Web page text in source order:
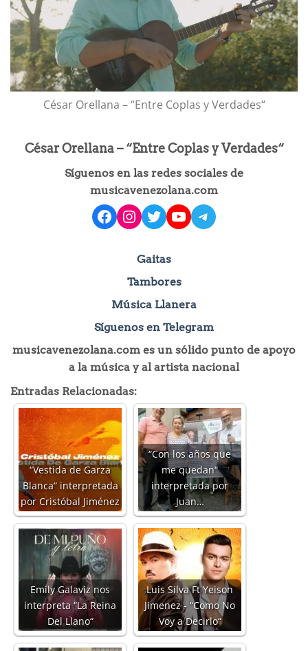
César Orellana – “Entre Coplas y Verdades“
César Orellana – “Entre Coplas y Verdades“
Síguenos en las redes sociales de
musicavenezolana.com
facebook
instagram
Twitter
YouTube
Telegram
Gaitas
Tambores
Música Llanera
Síguenos en Telegram
musicavenezolana.com es un sólido punto de apoyo
a la música y al artista nacional
Entradas Relacionadas:
“Vestida de Garza
Blanca“ interpretada
por Cristóbal Jiménez
“Con los años que
me quedan“
interpretada por
Juan…
Emily Galaviz nos
interpreta “La Reina
Del Llano“
Luis Silva Ft Yeison
Jimenez - “Como No
Voy a Decirlo“